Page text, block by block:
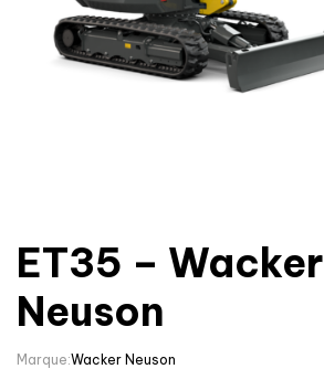
ET35 – Wacker
Neuson
Marque:Wacker Neuson